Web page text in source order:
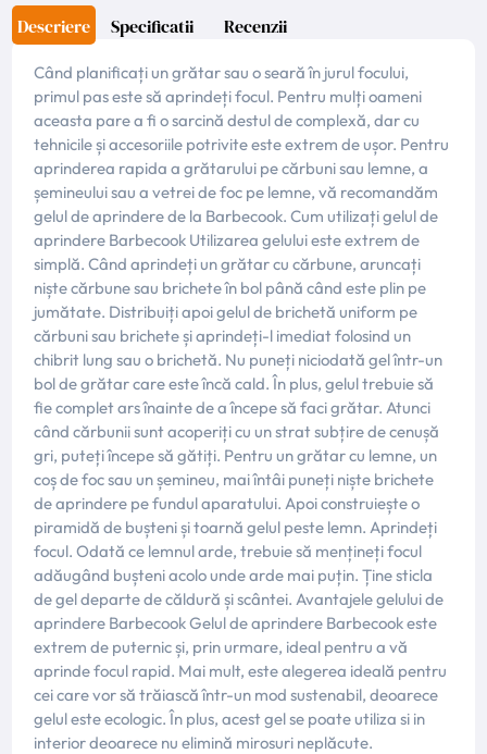
Descriere Specificatii Recenzii
Când planificați un grătar sau o seară în jurul focului,
primul pas este să aprindeți focul. Pentru mulți oameni
aceasta pare a fi o sarcină destul de complexă, dar cu
tehnicile și accesoriile potrivite este extrem de ușor. Pentru
aprinderea rapida a grătarului pe cărbuni sau lemne, a
șemineului sau a vetrei de foc pe lemne, vă recomandăm
gelul de aprindere de la Barbecook. Cum utilizați gelul de
aprindere Barbecook Utilizarea gelului este extrem de
simplă. Când aprindeți un grătar cu cărbune, aruncați
niște cărbune sau brichete în bol până când este plin pe
jumătate. Distribuiți apoi gelul de brichetă uniform pe
cărbuni sau brichete și aprindeți-l imediat folosind un
chibrit lung sau o brichetă. Nu puneți niciodată gel într-un
bol de grătar care este încă cald. În plus, gelul trebuie să
fie complet ars înainte de a începe să faci grătar. Atunci
când cărbunii sunt acoperiți cu un strat subțire de cenușă
gri, puteți începe să gătiți. Pentru un grătar cu lemne, un
coș de foc sau un șemineu, mai întâi puneți niște brichete
de aprindere pe fundul aparatului. Apoi construiește o
piramidă de bușteni și toarnă gelul peste lemn. Aprindeți
focul. Odată ce lemnul arde, trebuie să mențineți focul
adăugând bușteni acolo unde arde mai puțin. Ține sticla
de gel departe de căldură și scântei. Avantajele gelului de
aprindere Barbecook Gelul de aprindere Barbecook este
extrem de puternic și, prin urmare, ideal pentru a vă
aprinde focul rapid. Mai mult, este alegerea ideală pentru
cei care vor să trăiască într-un mod sustenabil, deoarece
gelul este ecologic. În plus, acest gel se poate utiliza si in
interior deoarece nu elimină mirosuri neplăcute.